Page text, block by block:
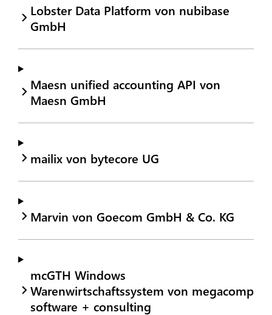
Lobster Data Platform von nubibase
GmbH
Maesn unified accounting API von
Maesn GmbH
mailix von bytecore UG
Marvin von Goecom GmbH & Co. KG
mcGTH Windows
Warenwirtschaftssystem von megacomp
software + consulting